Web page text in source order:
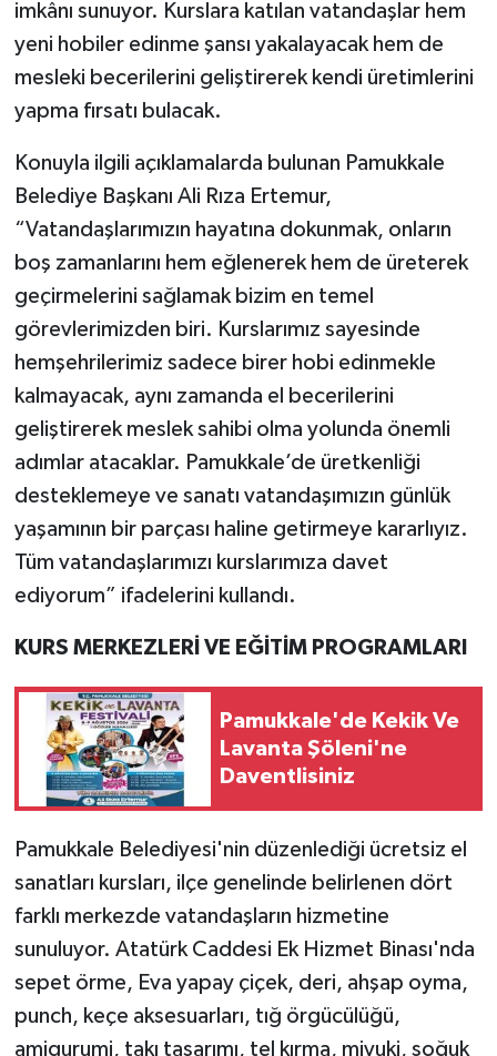
imkânı sunuyor. Kurslara katılan vatandaşlar hem
yeni hobiler edinme şansı yakalayacak hem de
mesleki becerilerini geliştirerek kendi üretimlerini
yapma fırsatı bulacak.
Konuyla ilgili açıklamalarda bulunan Pamukkale
Belediye Başkanı Ali Rıza Ertemur,
“Vatandaşlarımızın hayatına dokunmak, onların
boş zamanlarını hem eğlenerek hem de üreterek
geçirmelerini sağlamak bizim en temel
görevlerimizden biri. Kurslarımız sayesinde
hemşehrilerimiz sadece birer hobi edinmekle
kalmayacak, aynı zamanda el becerilerini
geliştirerek meslek sahibi olma yolunda önemli
adımlar atacaklar. Pamukkale’de üretkenliği
desteklemeye ve sanatı vatandaşımızın günlük
yaşamının bir parçası haline getirmeye kararlıyız.
Tüm vatandaşlarımızı kurslarımıza davet
ediyorum” ifadelerini kullandı.
KURS MERKEZLERİ VE EĞİTİM PROGRAMLARI
Pamukkale'de Kekik Ve
Lavanta Şöleni'ne
Daventlisiniz
Pamukkale Belediyesi'nin düzenlediği ücretsiz el
sanatları kursları, ilçe genelinde belirlenen dört
farklı merkezde vatandaşların hizmetine
sunuluyor. Atatürk Caddesi Ek Hizmet Binası'nda
sepet örme, Eva yapay çiçek, deri, ahşap oyma,
punch, keçe aksesuarları, tığ örgücülüğü,
amigurumi, takı tasarımı, tel kırma, miyuki, soğuk